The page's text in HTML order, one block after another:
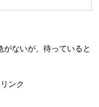
がないが、待っていると
ンク